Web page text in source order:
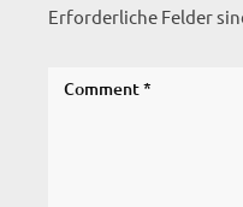
Erforderliche Felder